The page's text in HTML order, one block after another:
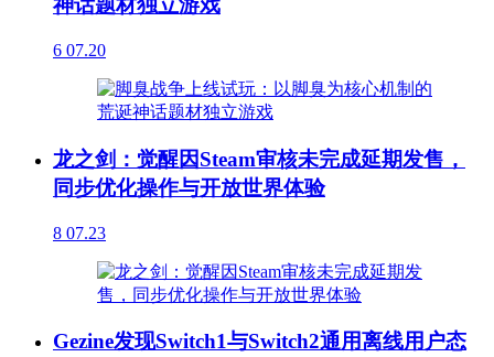
神话题材独立游戏
6 07.20
龙之剑：觉醒因Steam审核未完成延期发售，
同步优化操作与开放世界体验
8 07.23
Gezine发现Switch1与Switch2通用离线用户态